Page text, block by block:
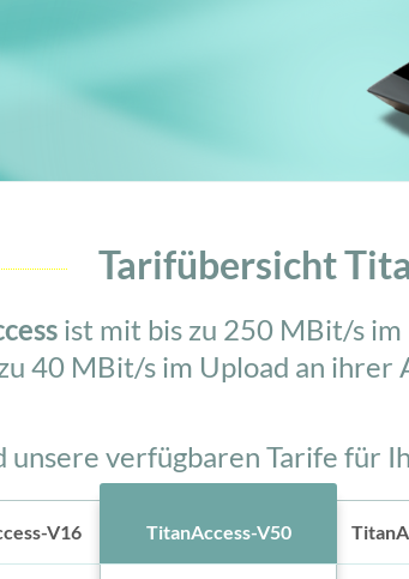
Tarifübersicht
ist mit bis zu 250 MBit/s
40 MBit/s im Upload an ihrer
unsere verfügbaren Tarife für
V16 TitanAccess-V50